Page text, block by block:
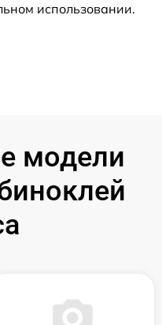
использовании.
модели